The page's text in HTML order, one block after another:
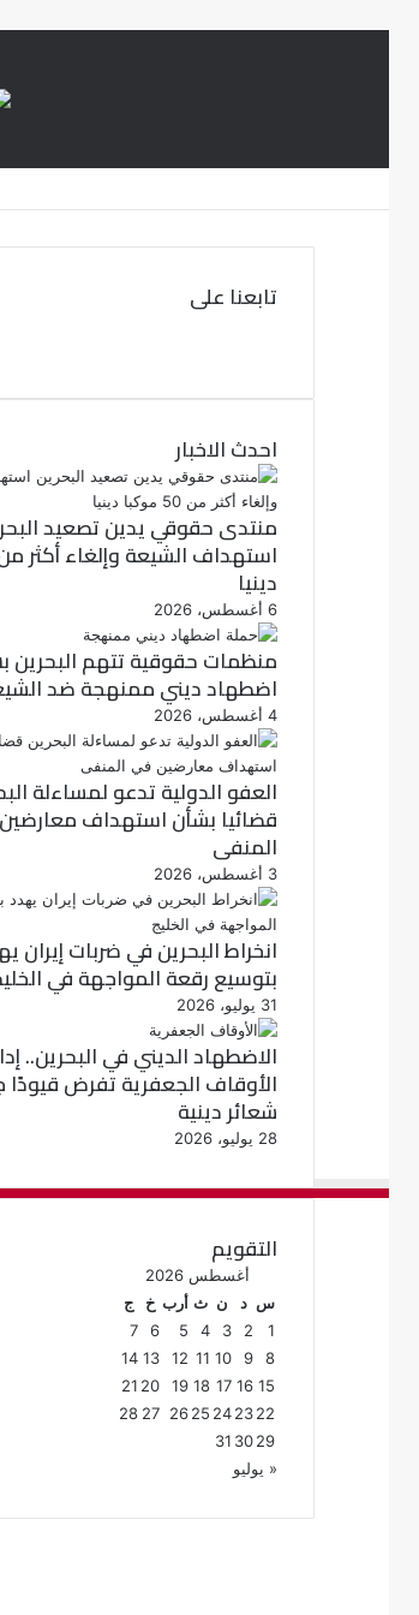
تابعنا على
ب
ك
ي
ر
احدث الاخبار
منتدى حقوقي يدين تصعيد
دينيا
6 أغسطس، 2026
منظمات حقوقية تتهم البحرين
اضطهاد ديني ممنهجة ضد
4 أغسطس، 2026
العفو الدولية تدعو لمساءلة
قضائيا بشأن استهداف
المنفى
3 أغسطس، 2026
انخراط البحرين في ضربات إيران
بتوسيع رقعة المواجهة في
31 يوليو، 2026
الاضطهاد الديني في البحرين..
الأوقاف الجعفرية تفرض
شعائر دينية
28 يوليو، 2026
التقويم
أغسطس 2026
س د ن ث أرب خ
ج
1
2
3
4
5
6
7
8
9
10
11
12
13
14
15
16
17
18
19
20
21
22
23
24
25
26
27
28
29
30
31
« يوليو